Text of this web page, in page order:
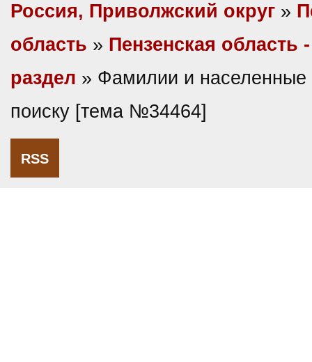
Россия, Приволжский округ »
область » Пензенская область
раздел » Фамилии и населенные
поиску [тема №34464]
RSS